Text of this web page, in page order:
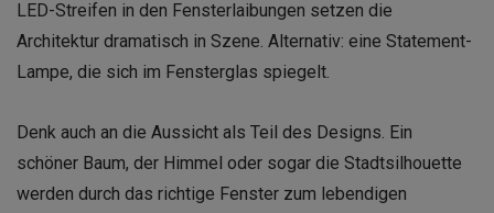
LED-Streifen in den Fensterlaibungen setzen die
Architektur dramatisch in Szene. Alternativ: eine Statement-
Lampe, die sich im Fensterglas spiegelt.
Denk auch an die Aussicht als Teil des Designs. Ein
schöner Baum, der Himmel oder sogar die Stadtsilhouette
werden durch das richtige Fenster zum lebendigen